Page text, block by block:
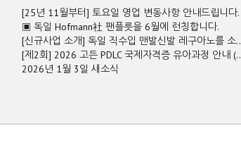
[25년 11월부터] 토요일 영업 변동사항 안내드립니다.
▣ 독일 Hofmann社 팬플릇을 6월에 런칭합니다.
[신규사업 소개] 독일 직수입 맨발신발 레구아노를 소..
[제2회] 2026 고든 PDLC 국제자격증 유아과정 안내 (..
2026년 1월 3일 새소식